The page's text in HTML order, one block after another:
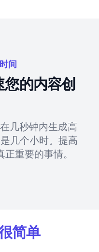
间
的内容创
几秒钟内生成高
几个小时。提高
重要的事情。
简单